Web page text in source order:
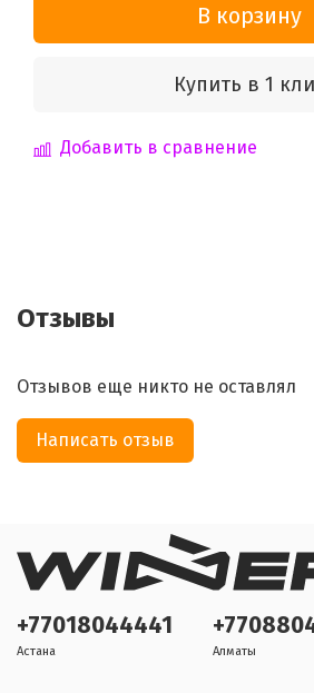
В корзину
Купить в 1
Добавить в сравнение
Отзывы
Отзывов еще никто не оставлял
Написать отзыв
+77018044441
Астана Алматы